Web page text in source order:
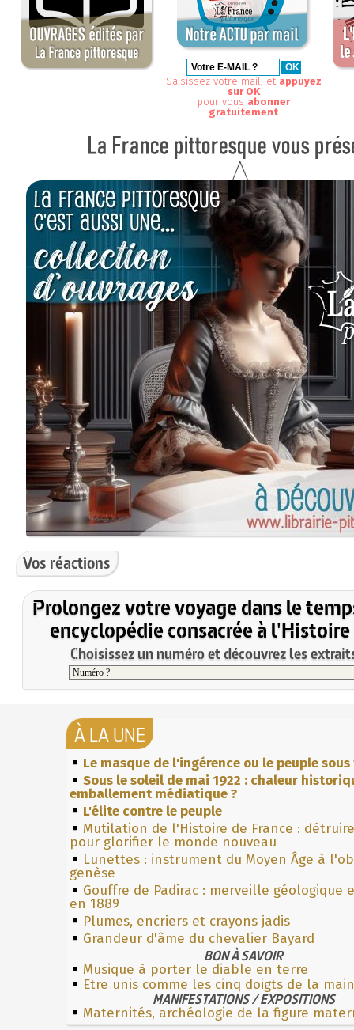
Saisissez votre mail, et appuyez
sur OK
pour vous abonner
gratuitement
Vos réactions
Prolongez votre voyage dans le
encyclopédie consacrée à l'Histoire
Choisissez un numéro et découvrez les
À LA UNE
Le masque de l'ingérence ou le peuple
Sous le soleil de mai 1922 : chaleur
emballement médiatique ?
L'élite contre le peuple
Mutilation de l'Histoire de France :
pour glorifier le monde nouveau
Lunettes : instrument du Moyen Âge à
genèse
Gouffre de Padirac : merveille géologique
en 1889
Plumes, encriers et crayons jadis
Grandeur d'âme du chevalier Bayard
BON À SAVOIR
Musique à porter le diable en terre
Etre unis comme les cinq doigts de la main
MANIFESTATIONS / EXPOSITIONS
Maternités, archéologie de la figure